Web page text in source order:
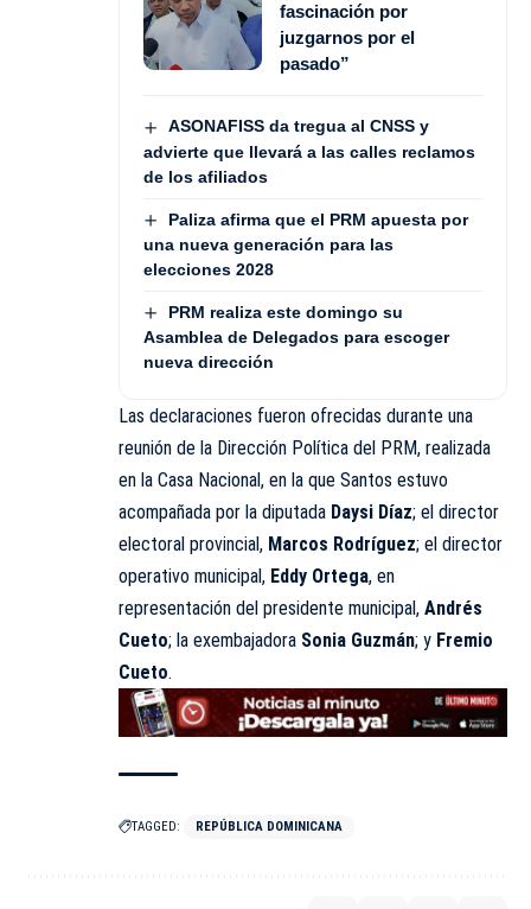
fascinación por
juzgarnos por el
pasado”
ASONAFISS da tregua al CNSS y
advierte que llevará a las calles reclamos
de los afiliados
Paliza afirma que el PRM apuesta por
una nueva generación para las
elecciones 2028
PRM realiza este domingo su
Asamblea de Delegados para escoger
nueva dirección
Las declaraciones fueron ofrecidas durante una
reunión de la Dirección Política del PRM, realizada
en la Casa Nacional, en la que Santos estuvo
acompañada por la diputada Daysi Díaz; el director
electoral provincial, Marcos Rodríguez; el director
operativo municipal, Eddy Ortega, en
representación del presidente municipal, Andrés
Cueto; la exembajadora Sonia Guzmán; y Fremio
Cueto.
TAGGED: REPÚBLICA DOMINICANA